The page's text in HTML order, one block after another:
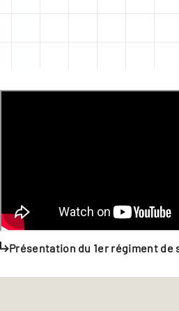
Présentation du 1er régiment de